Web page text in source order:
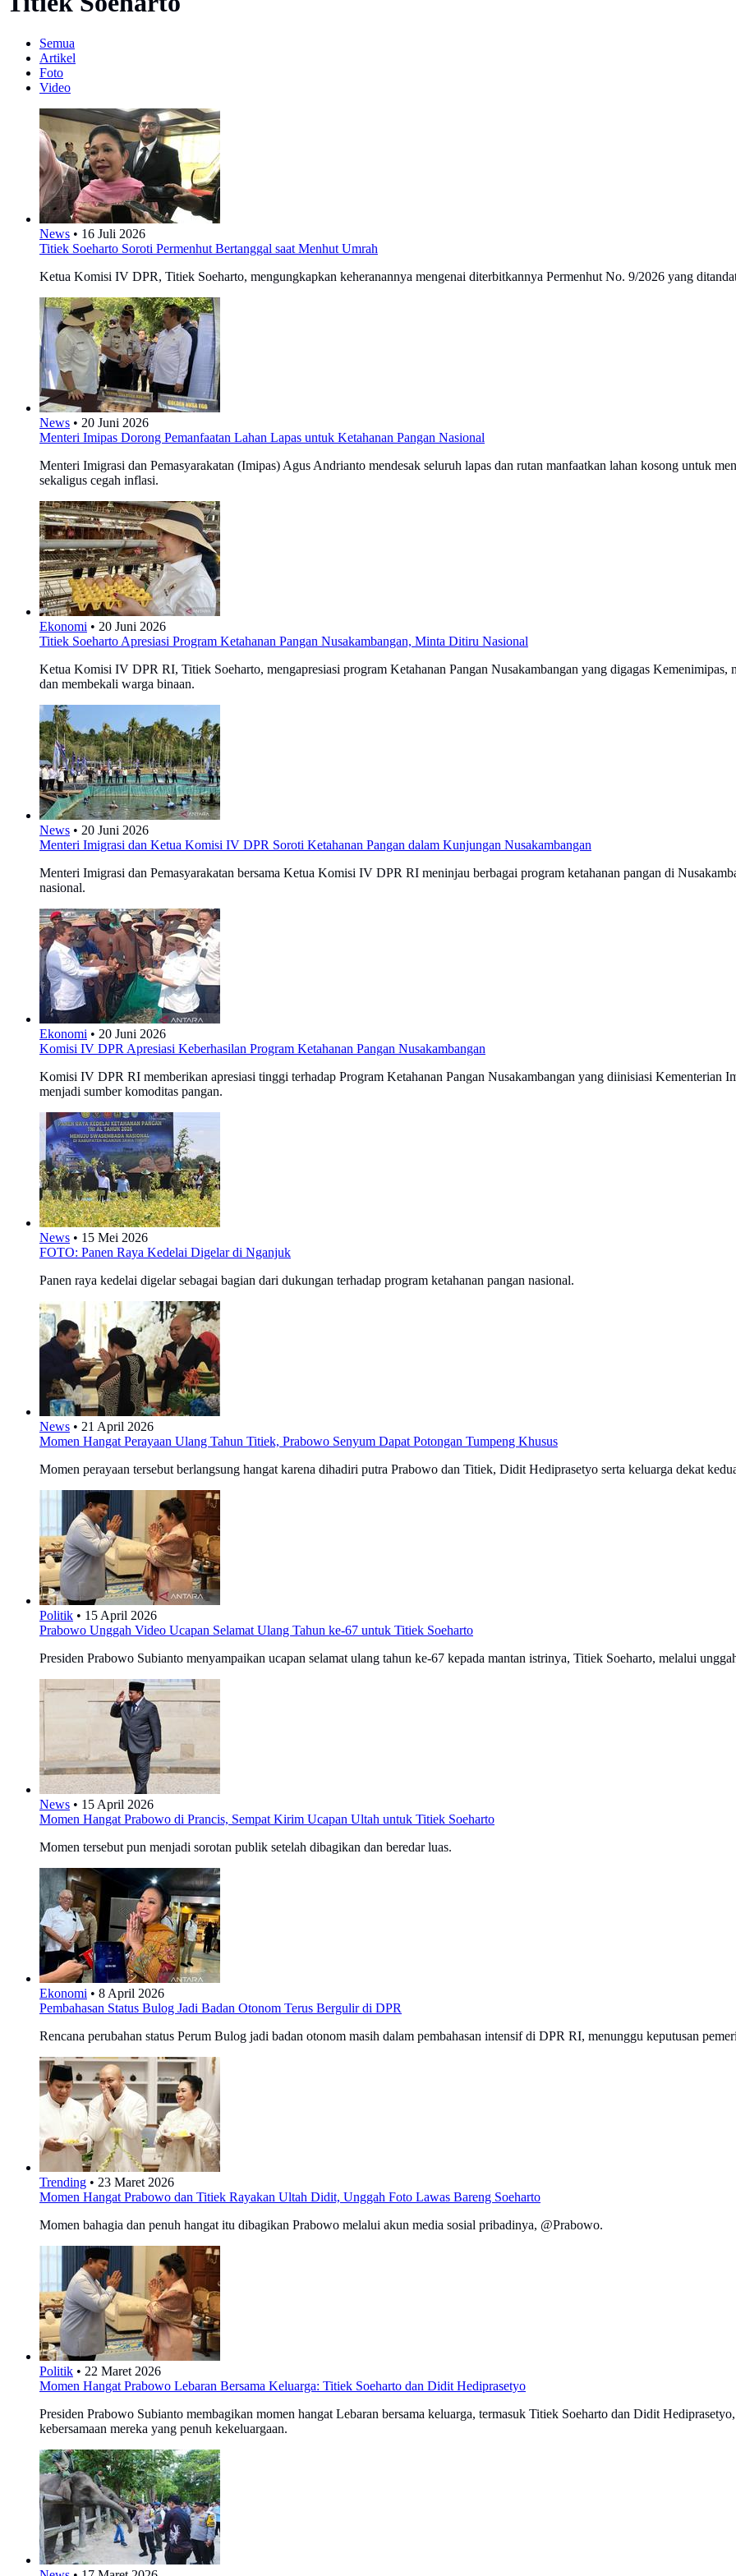
Semua
Artikel
Foto
Video
News • 16 Juli 2026
Titiek Soeharto Soroti Permenhut Bertanggal saat Menhut Umrah
Ketua Komisi IV DPR, Titiek Soeharto, mengungkapkan keheranannya mengenai diterbitkannya Permenhut No. 9/2026 yang
News • 20 Juni 2026
Menteri Imipas Dorong Pemanfaatan Lahan Lapas untuk Ketahanan Pangan Nasional
Menteri Imigrasi dan Pemasyarakatan (Imipas) Agus Andrianto mendesak seluruh lapas dan rutan manfaatkan lahan kosong untuk
sekaligus cegah inflasi.
Ekonomi • 20 Juni 2026
Titiek Soeharto Apresiasi Program Ketahanan Pangan Nusakambangan, Minta Ditiru Nasional
Ketua Komisi IV DPR RI, Titiek Soeharto, mengapresiasi program Ketahanan Pangan Nusakambangan yang digagas
dan membekali warga binaan.
News • 20 Juni 2026
Menteri Imigrasi dan Ketua Komisi IV DPR Soroti Ketahanan Pangan dalam Kunjungan Nusakambangan
Menteri Imigrasi dan Pemasyarakatan bersama Ketua Komisi IV DPR RI meninjau berbagai program ketahanan pangan di
nasional.
Ekonomi • 20 Juni 2026
Komisi IV DPR Apresiasi Keberhasilan Program Ketahanan Pangan Nusakambangan
Komisi IV DPR RI memberikan apresiasi tinggi terhadap Program Ketahanan Pangan Nusakambangan yang diinisiasi Kementerian
menjadi sumber komoditas pangan.
News • 15 Mei 2026
FOTO: Panen Raya Kedelai Digelar di Nganjuk
Panen raya kedelai digelar sebagai bagian dari dukungan terhadap program ketahanan pangan nasional.
News • 21 April 2026
Momen Hangat Perayaan Ulang Tahun Titiek, Prabowo Senyum Dapat Potongan Tumpeng Khusus
Momen perayaan tersebut berlangsung hangat karena dihadiri putra Prabowo dan Titiek, Didit Hediprasetyo serta keluarga dekat
Politik • 15 April 2026
Prabowo Unggah Video Ucapan Selamat Ulang Tahun ke-67 untuk Titiek Soeharto
Presiden Prabowo Subianto menyampaikan ucapan selamat ulang tahun ke-67 kepada mantan istrinya, Titiek Soeharto, melalui
News • 15 April 2026
Momen Hangat Prabowo di Prancis, Sempat Kirim Ucapan Ultah untuk Titiek Soeharto
Momen tersebut pun menjadi sorotan publik setelah dibagikan dan beredar luas.
Ekonomi • 8 April 2026
Pembahasan Status Bulog Jadi Badan Otonom Terus Bergulir di DPR
Rencana perubahan status Perum Bulog jadi badan otonom masih dalam pembahasan intensif di DPR RI, menunggu keputusan
Trending • 23 Maret 2026
Momen Hangat Prabowo dan Titiek Rayakan Ultah Didit, Unggah Foto Lawas Bareng Soeharto
Momen bahagia dan penuh hangat itu dibagikan Prabowo melalui akun media sosial pribadinya, @Prabowo.
Politik • 22 Maret 2026
Momen Hangat Prabowo Lebaran Bersama Keluarga: Titiek Soeharto dan Didit Hediprasetyo
Presiden Prabowo Subianto membagikan momen hangat Lebaran bersama keluarga, termasuk Titiek Soeharto dan Didit
kebersamaan mereka yang penuh kekeluargaan.